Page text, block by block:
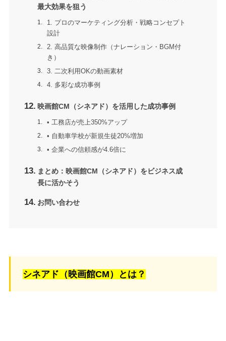
最大効果を狙う
1. プロのマーケティング分析・戦略コンセプト
設計
2. 高品質な映像制作（ナレーション・BGM付
き）
3. 二次利用OKの動画素材
4. 多彩な成功事例
映画館CM（シネアド）を活用した成功事例
• 工務店が売上350%アップ
• 自動車学校が新規生徒20%増加
• 企業への信頼感が4.6倍に
まとめ：映画館CM（シネアド）をビジネス成
長に活かそう
お問い合わせ
シネアド（映画館CM）とは？